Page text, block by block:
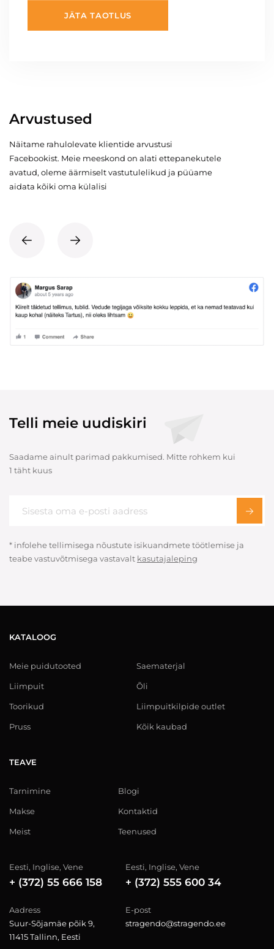
JÄTA TAOTLUS
Arvustused
Näitame rahulolevate klientide arvustusi
Facebookist. Meie meeskond on alati ettepanekutele
avatud, oleme äärmiselt vastutulelikud ja püüame
aidata kõiki oma külalisi
Telli meie uudiskiri
Saadame ainult parimad pakkumised. Mitte rohkem kui
1 täht kuus
* infolehe tellimisega nõustute isikuandmete töötlemise ja
teabe vastuvõtmisega vastavalt kasutajaleping
KATALOOG
Meie puidutooted
Liimpuit
Toorikud
Pruss
Saematerjal
Õli
Liimpuitkilpide outlet
Kõik kaubad
TEAVE
Tarnimine
Makse
Meist
Blogi
Kontaktid
Teenused
Eesti, Inglise, Vene
+ (372) 55 666 158
Eesti, Inglise, Vene
+ (372) 555 600 34
Aadress
Suur-Sõjamäe põik 9,
11415 Tallinn, Eesti
E-post
stragendo@stragendo.ee